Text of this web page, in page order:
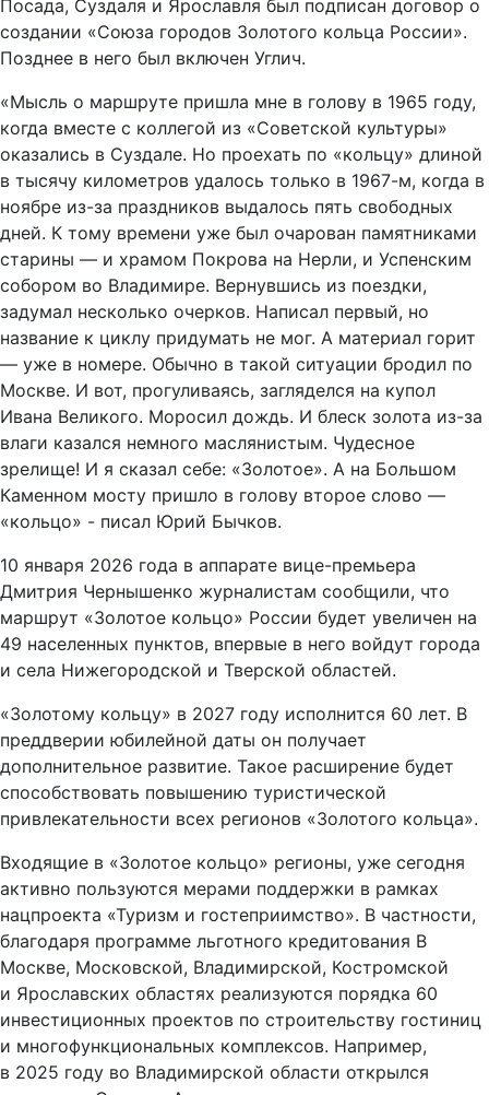
Посада, Суздаля и Ярославля был подписан договор о
создании «Союза городов Золотого кольца России».
Позднее в него был включен Углич.
«Мысль о маршруте пришла мне в голову в 1965 году,
когда вместе с коллегой из «Советской культуры»
оказались в Суздале. Но проехать по «кольцу» длиной
в тысячу километров удалось только в 1967-м, когда в
ноябре из-за праздников выдалось пять свободных
дней. К тому времени уже был очарован памятниками
старины — и храмом Покрова на Нерли, и Успенским
собором во Владимире. Вернувшись из поездки,
задумал несколько очерков. Написал первый, но
название к циклу придумать не мог. А материал горит
— уже в номере. Обычно в такой ситуации бродил по
Москве. И вот, прогуливаясь, загляделся на купол
Ивана Великого. Моросил дождь. И блеск золота из-за
влаги казался немного маслянистым. Чудесное
зрелище! И я сказал себе: «Золотое». А на Большом
Каменном мосту пришло в голову второе слово —
«кольцо» - писал Юрий Бычков.
10 января 2026 года в аппарате вице-премьера
Дмитрия Чернышенко журналистам сообщили, что
маршрут «Золотое кольцо» России будет увеличен на
49 населенных пунктов, впервые в него войдут города
и села Нижегородской и Тверской областей.
«Золотому кольцу» в 2027 году исполнится 60 лет. В
преддверии юбилейной даты он получает
дополнительное развитие. Такое расширение будет
способствовать повышению туристической
привлекательности всех регионов «Золотого кольца».
Входящие в «Золотое кольцо» регионы, уже сегодня
активно пользуются мерами поддержки в рамках
нацпроекта «Туризм и гостеприимство». В частности,
благодаря программе льготного кредитования В
Москве, Московской, Владимирской, Костромской
и Ярославских областях реализуются порядка 60
инвестиционных проектов по строительству гостиниц
и многофункциональных комплексов. Например,
в 2025 году во Владимирской области открылся